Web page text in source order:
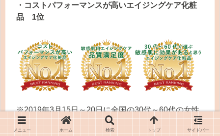
・コストパフォーマンスが高いエイジングケア化粧
品 1位
※2019年3月15日～20日に全国の30代～60代の女性
を対象した調査
メニュー ホーム 検索 トップ サイドバー